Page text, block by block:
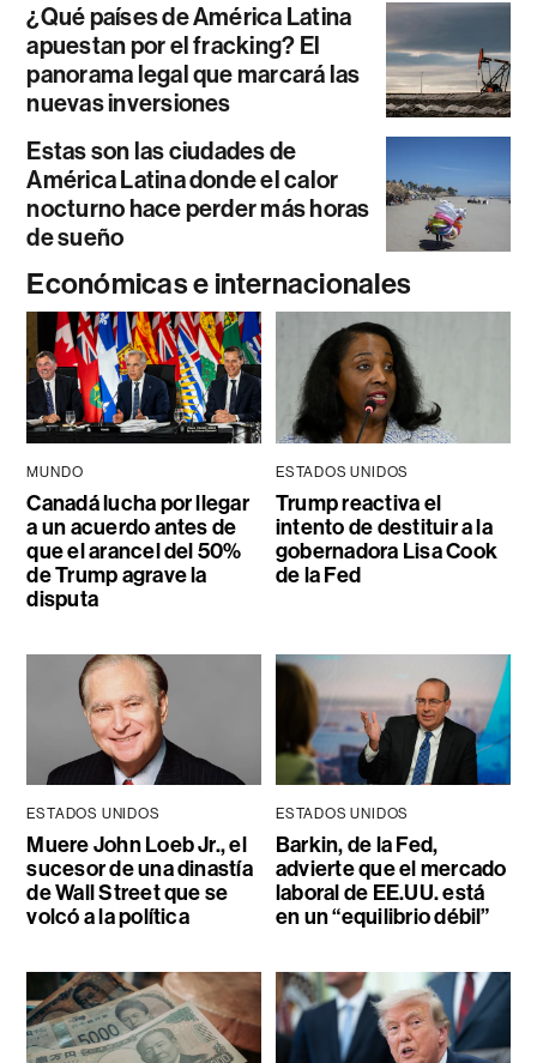
¿Qué países de América Latina
apuestan por el fracking? El
panorama legal que marcará las
nuevas inversiones
Estas son las ciudades de
América Latina donde el calor
nocturno hace perder más horas
de sueño
Económicas e internacionales
MUNDO
Canadá lucha por llegar
a un acuerdo antes de
que el arancel del 50%
de Trump agrave la
disputa
ESTADOS UNIDOS
Trump reactiva el
intento de destituir a la
gobernadora Lisa Cook
de la Fed
ESTADOS UNIDOS
Muere John Loeb Jr., el
sucesor de una dinastía
de Wall Street que se
volcó a la política
ESTADOS UNIDOS
Barkin, de la Fed,
advierte que el mercado
laboral de EE.UU. está
en un “equilibrio débil”